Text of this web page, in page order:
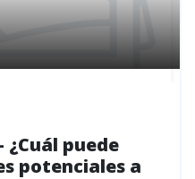
puede
potenciales a